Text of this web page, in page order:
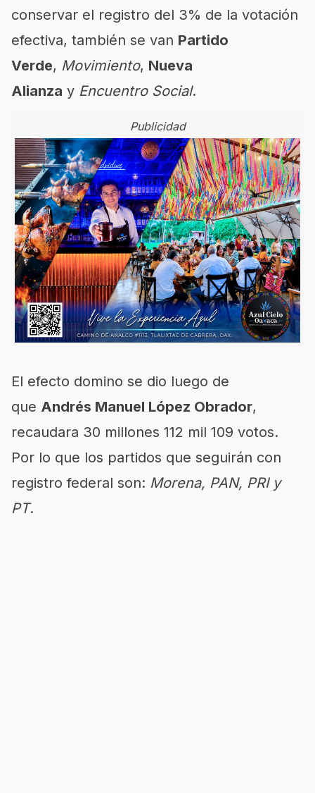
conservar el registro del 3% de la votación
efectiva, también se van Partido
Verde, Movimiento, Nueva
Alianza y Encuentro Social.
Publicidad
El efecto domino se dio luego de
que Andrés Manuel López Obrador,
recaudara 30 millones 112 mil 109 votos.
Por lo que los partidos que seguirán con
registro federal son: Morena, PAN, PRI y
PT.